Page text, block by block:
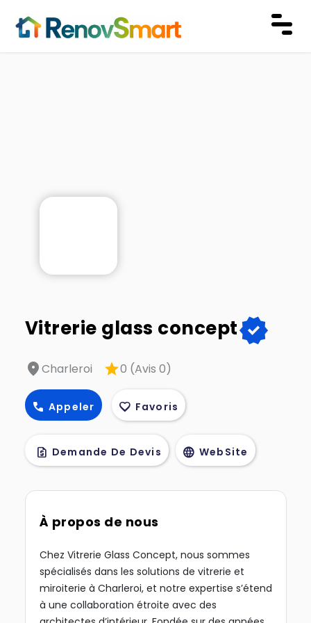
Vitrerie glass conceptverified
location_onCharleroi star0 (Avis 0)
call Appeler favorite Favoris
request_quote Demande De Devis language WebSite
À propos de nous
Chez Vitrerie Glass Concept, nous sommes
spécialisés dans les solutions de vitrerie et
miroiterie à Charleroi, et notre expertise s’étend
à une collaboration étroite avec des